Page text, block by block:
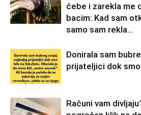
ćebe i zarekla me
bacim: Kad sam
samo sam rekla...
Donirala sam
prijateljici dok
Računi vam